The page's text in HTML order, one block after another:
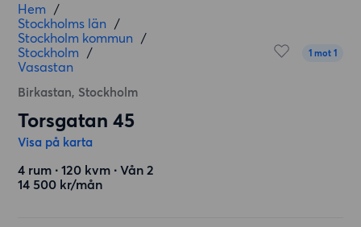
Hem /
Stockholms län /
Stockholm kommun /
Stockholm /
Vasastan
Birkastan, Stockholm
1 mot 1
Torsgatan 45
Visa på karta
4 rum ∙ 120 kvm ∙ Vån 2
14 500 kr/mån